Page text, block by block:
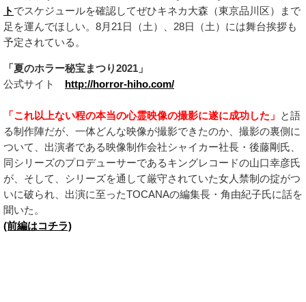
ト でスケジュールを確認してぜひキネカ大森（東京品川区）まで
足を運んでほしい。8月21日（土）、28日（土）には舞台挨拶も
予定されている。
「夏のホラー秘宝まつり2021」
公式サイト http://horror-hiho.com/
「これ以上ない程の本当の心霊映像の撮影に遂に成功した」 と語
る制作陣だが、一体どんな映像が撮影できたのか、撮影の裏側に
ついて、出演者である映像制作会社シャイカー社長・後藤剛氏、
同シリーズのプロデューサーであるキングレコードの山口幸彦氏
が、そして、シリーズを通して厳守されていた女人禁制の掟がつ
いに破られ、出演に至ったTOCANAの編集長・角由紀子氏に話を
聞いた。
(前編はコチラ)